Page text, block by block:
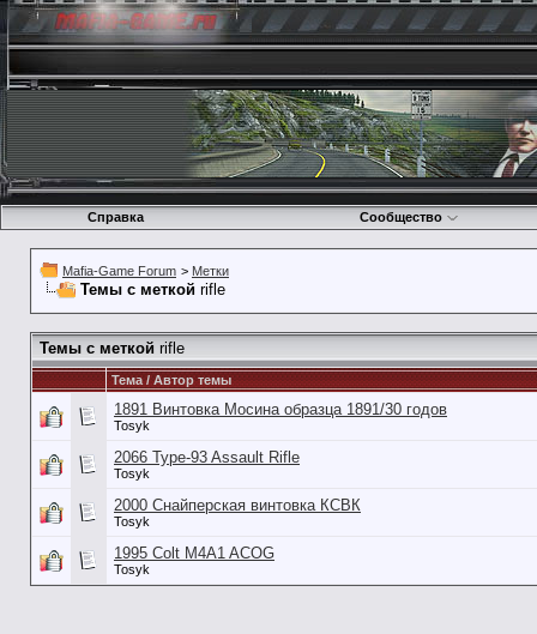
Справка Сообщество
Mafia-Game Forum > Метки
Темы с меткой rifle
Темы с меткой rifle
Тема / Автор темы
1891 Винтовка Мосина образца 1891/30 годов
Tosyk
2066 Type-93 Assault Rifle
Tosyk
2000 Снайперская винтовка КСВК
Tosyk
1995 Colt M4A1 ACOG
Tosyk